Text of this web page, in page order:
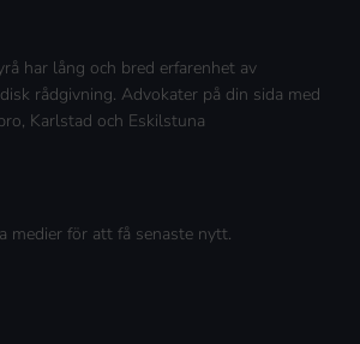
har lång och bred erfarenhet av
rådgivning. Advokater på din sida med
Karlstad och Eskilstuna
medier för att få senaste nytt.